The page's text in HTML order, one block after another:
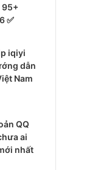
95+
✅
iqiyi
dẫn
Nam
QQ
ai
nhất